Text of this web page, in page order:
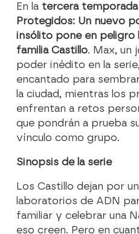
En la tercera temporada
Protegidos: Un nuevo
insólito pone en peligro
familia Castillo. Max, un
poder inédito en la
encantado para
la ciudad, mientras los
enfrentan a retos
que pondrán a prueba
vínculo como grupo.
Sinopsis de la serie
Los Castillo dejan por
laboratorios de ADN
familiar y celebrar una
eso creen. Pero en